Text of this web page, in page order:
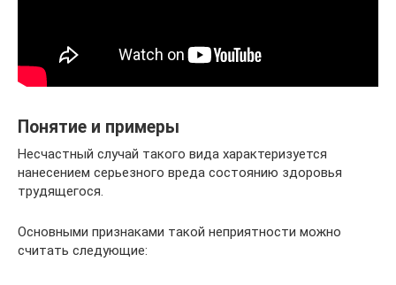
Понятие и примеры
Несчастный случай такого вида характеризуется
нанесением серьезного вреда состоянию здоровья
трудящегося.
Основными признаками такой неприятности можно
считать следующие: